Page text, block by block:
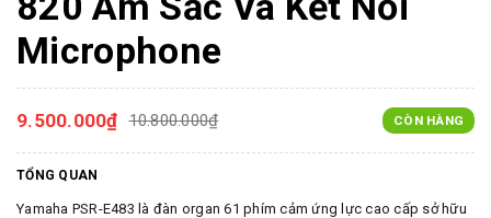
Microphone
9.500.000₫ 10.800.000₫ CÒN HÀNG
TỔNG QUAN
Yamaha PSR-E483 là đàn organ 61 phím cảm ứng lực cao cấp sở hữu